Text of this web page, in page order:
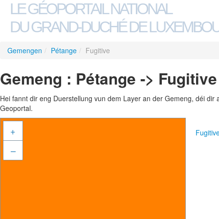
LE GÉOPORTAIL NATIONAL
DU GRAND-DUCHÉ DE
Gemengen / Pétange / Fugitive
Gemeng : Pétange -> Fugitive
Hei fannt dir eng Duerstellung vun dem Layer an der Gemeng, déi
Geoportal.
+
–